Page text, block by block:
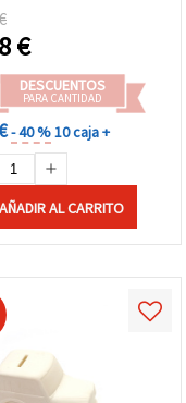
y Pintura
€
DESCUENTOS
PARA CANTIDAD
- 40 %10 caja +
AÑADIR AL CARRITO